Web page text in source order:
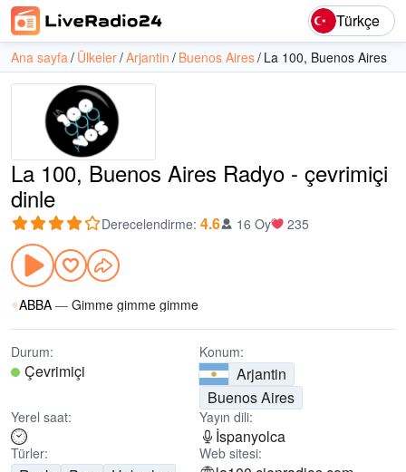
Türkçe
Ana sayfa Ülkeler Arjantin Buenos Aires La 100, Buenos Aires
La 100, Buenos Aires Radyo - çevrimiçi
dinle
Derecelendirme: 4.6 16 Oy 235
ABBA — Gimme gimme gimme
Durum:
Çevrimiçi
Konum:
Arjantin
Buenos Aires
Yerel saat: Yayın dili:
İspanyolca
Türler: Web sitesi: